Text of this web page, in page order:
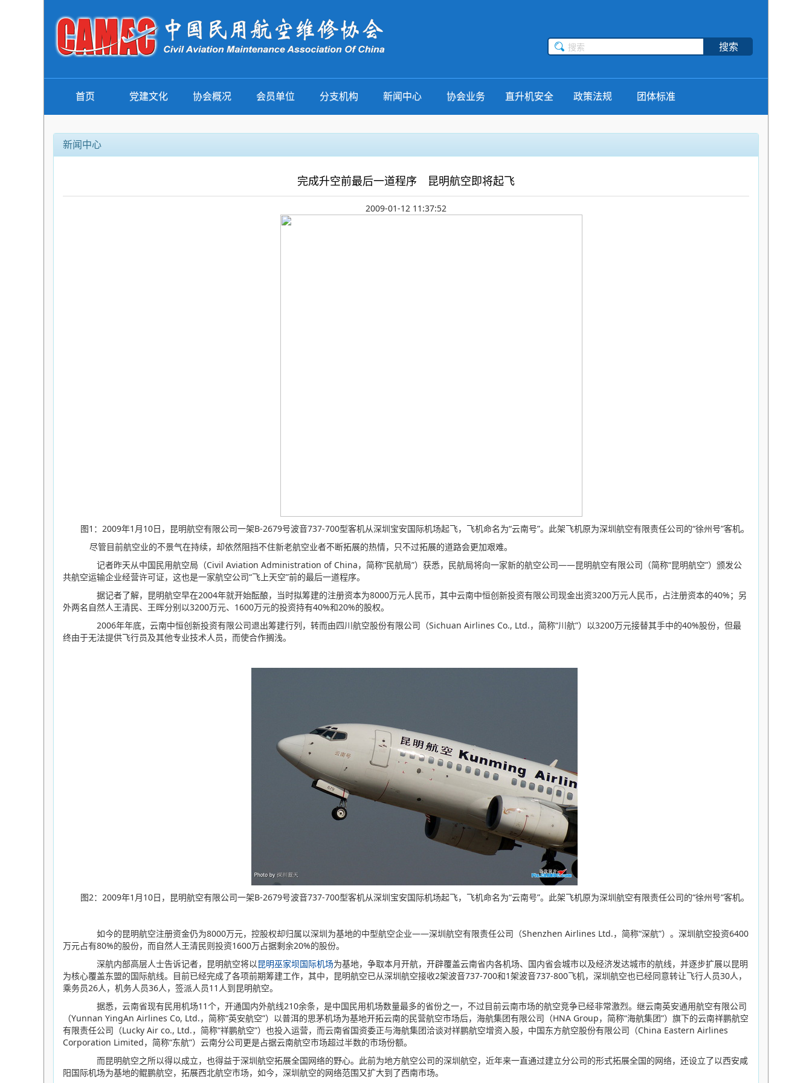
搜索
首页 党建文化 协会概况 会员单位 分支机构 新闻中心 协会业务 直升机安全 政策法规 团体标准
新闻中心
完成升空前最后一道程序 昆明航空即将起飞
2009-01-12 11:37:52
图1：2009年1月10日，昆明航空有限公司一架B-2679号波音737-700型客机从深圳宝安国际机场起飞，飞机命名为“云南号”。此架飞机原为深圳航空有限责任公司的“徐州号”客机。
尽管目前航空业的不景气在持续，却依然阻挡不住新老航空业者不断拓展的热情，只不过拓展的道路会更加艰难。
记者昨天从中国民用航空局（Civil Aviation Administration of China，简称“民航局”）获悉，民航局将向一家新的航空公司——昆明航空有限公司（简称“昆明航空”）颁发公
共航空运输企业经营许可证，这也是一家航空公司“飞上天空”前的最后一道程序。
据记者了解，昆明航空早在2004年就开始酝酿，当时拟筹建的注册资本为8000万元人民币，其中云南中恒创新投资有限公司现金出资3200万元人民币，占注册资本的40%；另
外两名自然人王清民、王晖分别以3200万元、1600万元的投资持有40%和20%的股权。
2006年年底，云南中恒创新投资有限公司退出筹建行列，转而由四川航空股份有限公司（Sichuan Airlines Co., Ltd.，简称“川航”）以3200万元接替其手中的40%股份，但最
终由于无法提供飞行员及其他专业技术人员，而使合作搁浅。
图2：2009年1月10日，昆明航空有限公司一架B-2679号波音737-700型客机从深圳宝安国际机场起飞，飞机命名为“云南号”。此架飞机原为深圳航空有限责任公司的“徐州号”客机。
如今的昆明航空注册资金仍为8000万元，控股权却归属以深圳为基地的中型航空企业——深圳航空有限责任公司（Shenzhen Airlines Ltd.，简称“深航”）。深圳航空投资6400
万元占有80%的股份，而自然人王清民则投资1600万占据剩余20%的股份。
深航内部高层人士告诉记者，昆明航空将以昆明巫家坝国际机场为基地，争取本月开航，开辟覆盖云南省内各机场、国内省会城市以及经济发达城市的航线，并逐步扩展以昆明
为核心覆盖东盟的国际航线。目前已经完成了各项前期筹建工作，其中，昆明航空已从深圳航空接收2架波音737-700和1架波音737-800飞机，深圳航空也已经同意转让飞行人员30人，
乘务员26人，机务人员36人，签派人员11人到昆明航空。
据悉，云南省现有民用机场11个，开通国内外航线210余条，是中国民用机场数量最多的省份之一，不过目前云南市场的航空竞争已经非常激烈。继云南英安通用航空有限公司
（Yunnan YingAn Airlines Co, Ltd.，简称“英安航空”）以普洱的思茅机场为基地开拓云南的民营航空市场后，海航集团有限公司（HNA Group，简称“海航集团”）旗下的云南祥鹏航空
有限责任公司（Lucky Air co., Ltd.，简称“祥鹏航空”）也投入运营，而云南省国资委正与海航集团洽谈对祥鹏航空增资入股，中国东方航空股份有限公司（China Eastern Airlines
Corporation Limited，简称“东航”）云南分公司更是占据云南航空市场超过半数的市场份额。
而昆明航空之所以得以成立，也得益于深圳航空拓展全国网络的野心。此前为地方航空公司的深圳航空，近年来一直通过建立分公司的形式拓展全国的网络，还设立了以西安咸
阳国际机场为基地的鲲鹏航空，拓展西北航空市场，如今，深圳航空的网络范围又扩大到了西南市场。